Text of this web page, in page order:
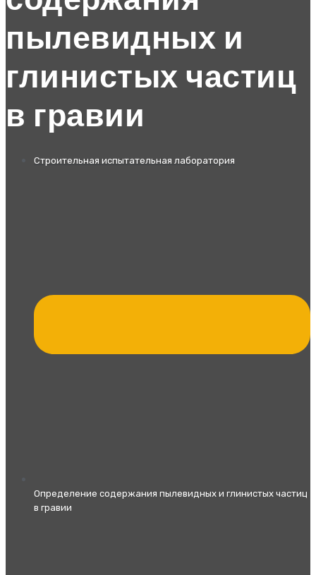
пылевидных и
глинистых частиц
в гравии
Строительная испытательная лаборатория
Определение содержания пылевидных и глинистых частиц
в гравии